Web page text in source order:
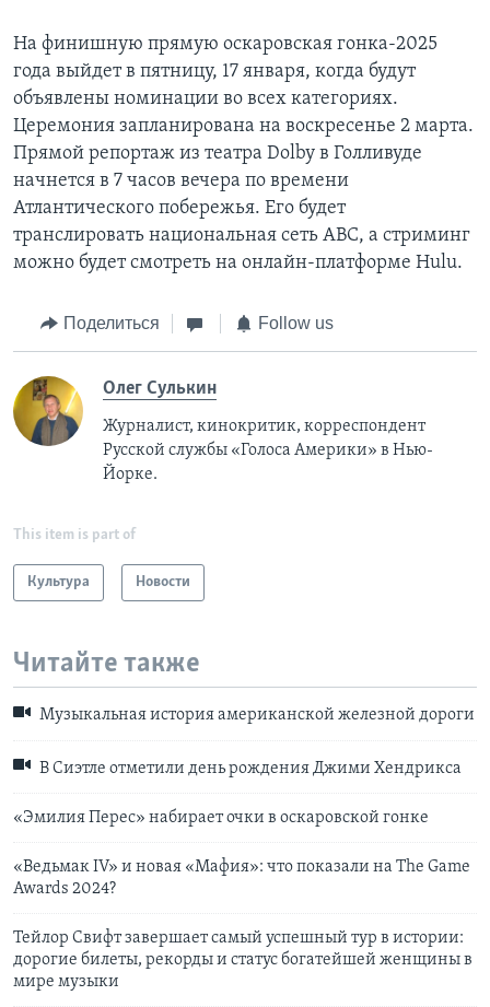
На финишную прямую оскаровская гонка-2025
года выйдет в пятницу, 17 января, когда будут
объявлены номинации во всех категориях.
Церемония запланирована на воскресенье 2 марта.
Прямой репортаж из театра Dolby в Голливуде
начнется в 7 часов вечера по времени
Атлантического побережья. Его будет
транслировать национальная сеть ABC, а стриминг
можно будет смотреть на онлайн-платформе Hulu.
Поделиться Follow us
Олег Сулькин
Журналист, кинокритик, корреспондент
Русской службы «Голоса Америки» в Нью-
Йорке.
This item is part of
Культура Новости
Читайте также
Музыкальная история американской железной дороги
В Сиэтле отметили день рождения Джими Хендрикса
«Эмилия Перес» набирает очки в оскаровской гонке
«Ведьмак IV» и новая «Мафия»: что показали на The Game
Awards 2024?
Тейлор Свифт завершает самый успешный тур в истории:
дорогие билеты, рекорды и статус богатейшей женщины в
мире музыки